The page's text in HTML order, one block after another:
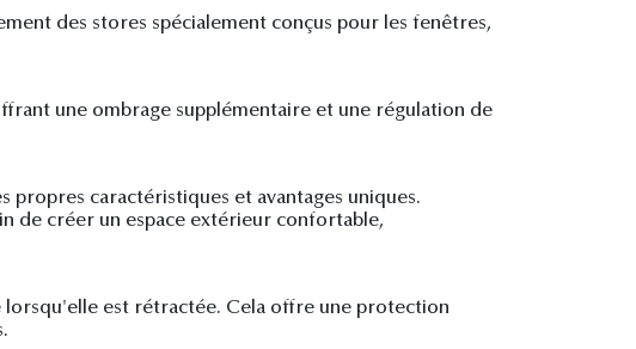
des stores spécialement conçus pour les fenêtres,
une ombrage supplémentaire et une régulation de
propres caractéristiques et avantages uniques.
de créer un espace extérieur confortable,
lorsqu'elle est rétractée. Cela offre une protection